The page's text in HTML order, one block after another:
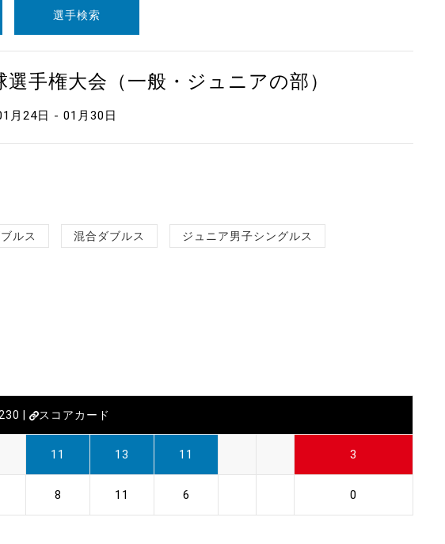
選手検索
手権大会（一般・ジュニアの部）
月24日 - 01月30日
ルス 混合ダブルス ジュニア男子シングルス
| スコアカード
11 13 11 3
8 11 6 0